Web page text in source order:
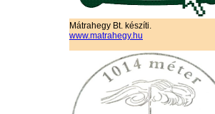
Mátrahegy Bt. készíti.
www.matrahegy.hu